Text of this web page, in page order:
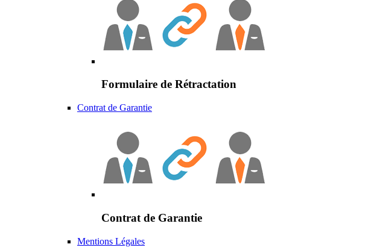
Formulaire de Rétractation
Contrat de Garantie
Contrat de Garantie
Mentions Légales